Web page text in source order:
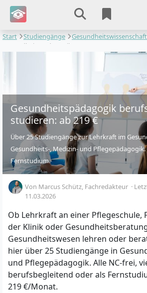
Start Studiengänge
Gesundheitspädagogik
Gesundheitspädagogik
studieren: ab 219 €
Über 25 Studiengänge zur Lehrkraft im
Gesundheits-, Medizin- und Pflegepädagogik.
Fernstudium.
Von Marcus Schütz, Fachredakteur ·
11.03.2026
Ob Lehrkraft an einer Pflegeschule,
der Klinik oder
Gesundheitswesen lehren oder
hier über 25 Studiengänge in
und Pflegepädagogik. Alle NC-frei,
berufsbegleitend oder als
219 €/Monat.